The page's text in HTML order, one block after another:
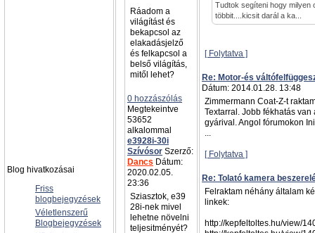
Blog hivatkozásai
Friss
blogbejegyzések
Véletlenszerű
Blogbejegyzések
Ráadom a
világítást és
bekapcsol az
elakadásjelző
és felkapcsol a
belső világítás,
mitől lehet?
0 hozzászólás
Megtekeintve
53652
alkalommal
e3928i-30i
Szívósor Szerző:
Dancs Dátum:
2020.02.05.
23:36
Sziasztok, e39
28i-nek mivel
lehetne növelni
teljesitményét?
Tudtok segíteni hogy milyen
többit....kicsit darál a ka...
[ Folytatva ]
Re: Motor-és
Dátum: 2014.01.28. 13:48
Zimmermann Coat-Z-t
Textarral. Jobb fékhatás
gyárival. Angol fórumokon
...
[ Folytatva ]
Re: Tolató kamera
Felraktam néhány általam
linkek:
http://kepfeltoltes.hu/view/